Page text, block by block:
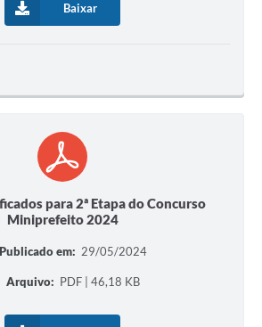
Baixar
para 2ª Etapa do Concurso
Miniprefeito 2024
Publicado em: 29/05/2024
Arquivo: PDF | 46,18 KB